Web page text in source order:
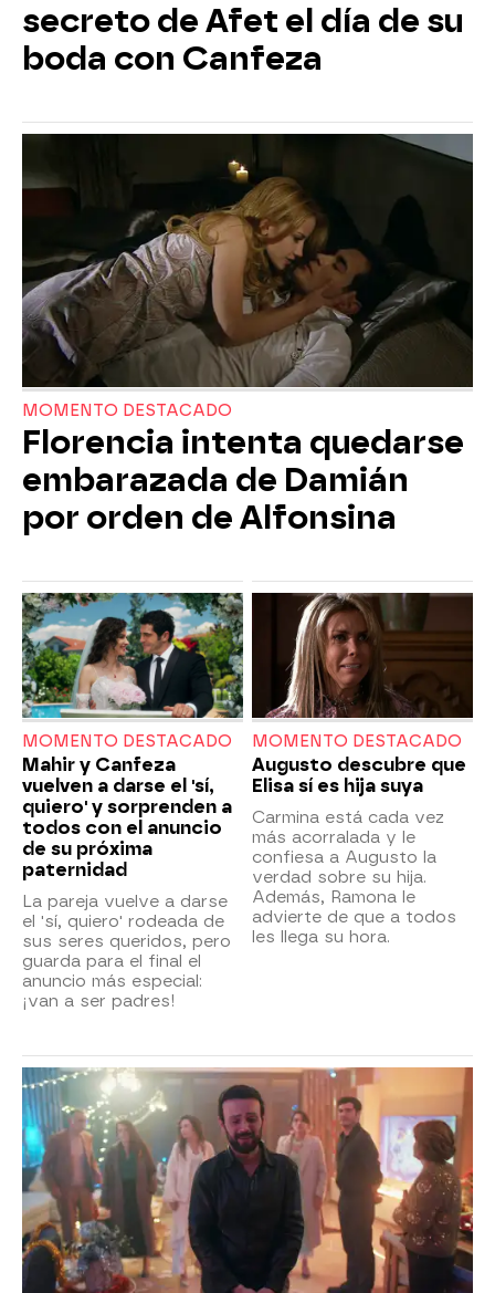
secreto de Afet el día de su
boda con Canfeza
MOMENTO DESTACADO
Florencia intenta quedarse
embarazada de Damián
por orden de Alfonsina
MOMENTO DESTACADO
Mahir y Canfeza
vuelven a darse el 'sí,
quiero' y sorprenden a
todos con el anuncio
de su próxima
paternidad
La pareja vuelve a darse
el 'sí, quiero' rodeada de
sus seres queridos, pero
guarda para el final el
anuncio más especial:
¡van a ser padres!
MOMENTO DESTACADO
Augusto descubre que
Elisa sí es hija suya
Carmina está cada vez
más acorralada y le
confiesa a Augusto la
verdad sobre su hija.
Además, Ramona le
advierte de que a todos
les llega su hora.